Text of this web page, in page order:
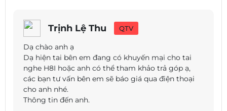
Tuy nhiên, cảm biến phản ứng rất nhạy. Âm nhạc bị gián
đoạn sau một chút chuyển động, với lệnh tạm dừng được
kích hoạt quá dễ dàng.
Trịnh Lệ Thu QTV
Dạ chào anh ạ
Dạ hiện tai bên em đang có khuyến mại cho tai
nghe H8I hoặc anh có thể tham khảo trả góp ạ,
các bạn tư vấn bên em sẽ báo giá qua điện thoại
cho anh nhé.
Thông tin đến anh.